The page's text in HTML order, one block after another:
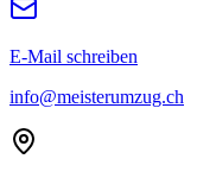
E-Mail schreiben
info@meisterumzug.ch